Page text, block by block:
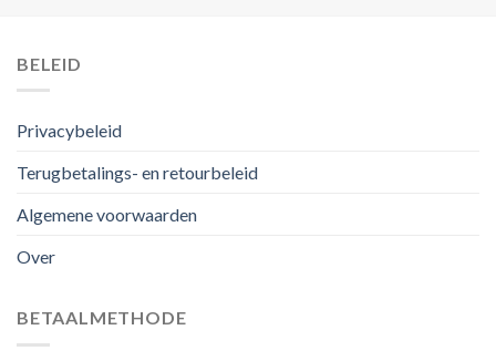
BELEID
Privacybeleid
Terugbetalings- en retourbeleid
Algemene voorwaarden
Over
BETAALMETHODE